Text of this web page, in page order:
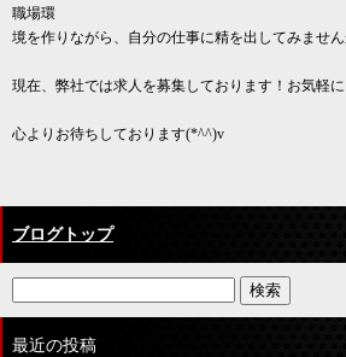
職場環
境を作りながら、自分の仕事に精を出してみません
現在、弊社では求人を募集しております！お気軽に
心よりお待ちしております(*^^)v
ブログトップ
最近の投稿